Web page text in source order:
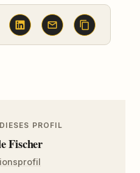
PROFIL
Fischer